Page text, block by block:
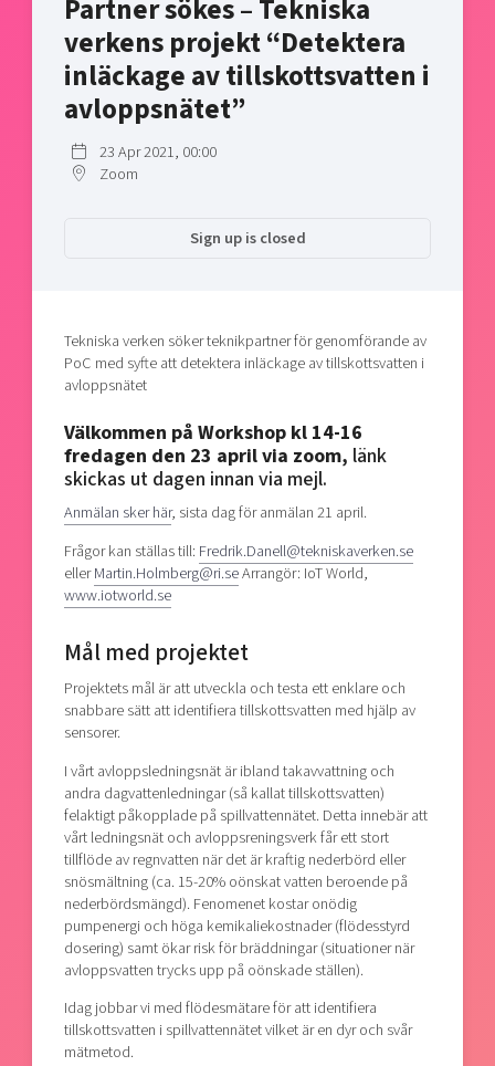
Shaping cities and regions
Bright East
East Sweden Tech Women
Reversed mentorship
Upscaling
Talent & skills
Startup & industry collaboration
Offers to boost your business
Our community of companies
Projects
Publications
Project toolbox
Locations
Today's lunch in Mjärdevi
Partner sökes – Tekniska
verkens projekt “Detektera
inläckage av tillskottsvatten i
avloppsnätet”
23 Apr 2021, 00:00
Zoom
Sign up is closed
Tekniska verken söker teknikpartner för genomförande av
PoC med syfte att detektera inläckage av tillskottsvatten i
avloppsnätet
Välkommen på Workshop kl 14-16
fredagen den 23 april via zoom, länk
skickas ut dagen innan via mejl.
Anmälan sker här, sista dag för anmälan 21 april.
Frågor kan ställas till: Fredrik.Danell@tekniskaverken.se
ellerMartin.Holmberg@ri.seArrangör: IoT World,
www.iotworld.se
Mål med projektet
Projektets mål är att utveckla och testa ett enklare och
snabbare sätt att identifiera tillskottsvatten med hjälp av
sensorer.
I vårt avloppsledningsnät är ibland takavvattning och
andra dagvattenledningar (så kallat tillskottsvatten)
felaktigt påkopplade på spillvattennätet. Detta innebär att
vårt ledningsnät och avloppsreningsverk får ett stort
tillflöde av regnvatten när det är kraftig nederbörd eller
snösmältning (ca. 15-20% oönskat vatten beroende på
nederbördsmängd). Fenomenet kostar onödig
pumpenergi och höga kemikaliekostnader (flödesstyrd
dosering) samt ökar risk för bräddningar (situationer när
avloppsvatten trycks upp på oönskade ställen).
Idag jobbar vi med flödesmätare för att identifiera
tillskottsvatten i spillvattennätet vilket är en dyr och svår
mätmetod.